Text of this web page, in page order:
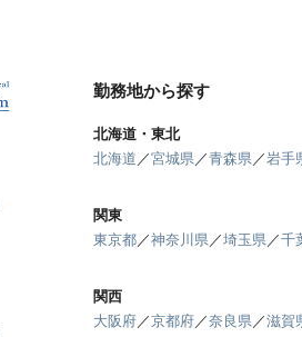
勤務地から探す
北海道・東北
北海道 ／宮城県／青森県／岩手
関東
東京都／神奈川県／埼玉県／千
関西
大阪府／京都府／奈良県／滋賀